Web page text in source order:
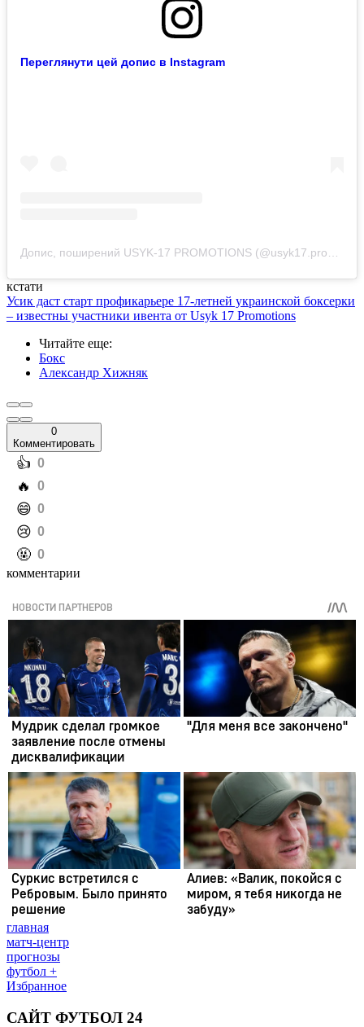
Переглянути цей допис в Instagram
кстати
Усик даст старт профикарьере 17-летней украинской боксерки
– известны участники ивента от Usyk 17 Promotions
Читайте еще:
Бокс
Александр Хижняк
0
Комментировать
️👍 0
️🔥 0
️😄 0
️😢 0
️🤬 0
комментарии
главная
матч-центр
прогнозы
футбол +
Избранное
САЙТ ФУТБОЛ 24